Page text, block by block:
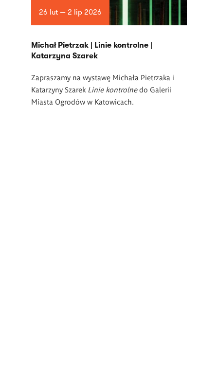
26 lut — 2 lip 2026
Michał Pietrzak | Linie kontrolne |
Katarzyna Szarek
Zapraszamy na wystawę Michała Pietrzaka i
Katarzyny Szarek Linie kontrolnedo Galerii
Miasta Ogrodów w Katowicach.